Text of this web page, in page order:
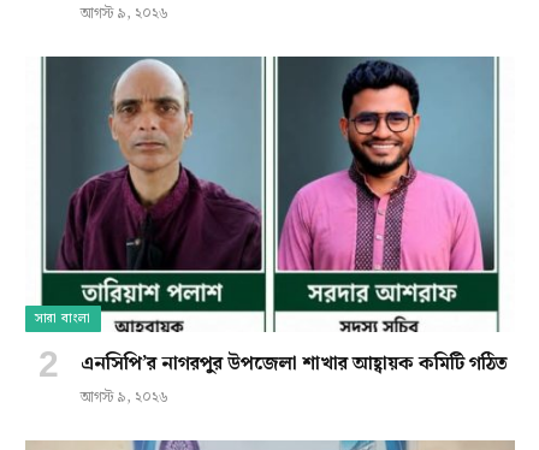
আগস্ট ৯, ২০২৬
সারা বাংলা
এনসিপি’র নাগরপুর উপজেলা শাখার আহ্বায়ক কমিটি গঠিত
আগস্ট ৯, ২০২৬